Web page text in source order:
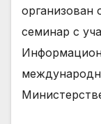
организован
семинар с